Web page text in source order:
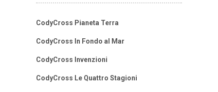
CodyCross Pianeta Terra
CodyCross In Fondo al Mar
CodyCross Invenzioni
CodyCross Le Quattro Stagioni